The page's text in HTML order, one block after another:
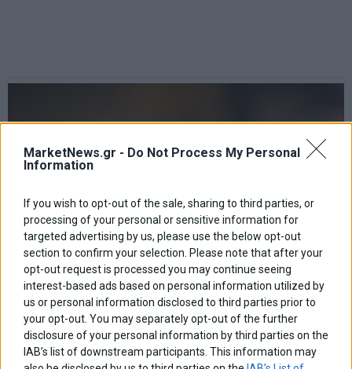
MarketNews.gr - Do Not Process My Personal
Information
If you wish to opt-out of the sale, sharing to third parties, or
processing of your personal or sensitive information for
targeted advertising by us, please use the below opt-out
section to confirm your selection. Please note that after your
opt-out request is processed you may continue seeing
interest-based ads based on personal information utilized by
us or personal information disclosed to third parties prior to
your opt-out. You may separately opt-out of the further
disclosure of your personal information by third parties on the
IAB’s list of downstream participants. This information may
Η UBS χαρτογραφεί τα trades στις ελληνικές
τράπεζες
Η UBS εξετάζει εκ νέου τις ελληνικές συστημικές τράπεζες και